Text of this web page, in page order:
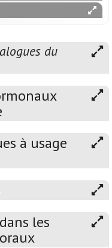
du
à usage
les